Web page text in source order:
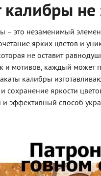
калибры не
– это незаменимый
ярких цветов и
не оставит
и мотивов, каждый может
калибры
и сохранение яркости
и эффективный способ